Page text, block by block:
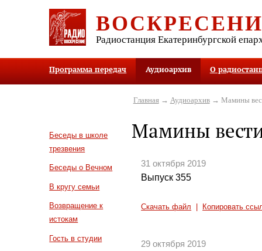
Радиостанция Екатеринбургской
Программа передач Аудиоархив О
Беседы в школе
трезвения
Беседы о Вечном
В кругу семьи
Возвращение к
истокам
Гость в студии
Главная→ Аудиоархив→ Мамины
Мамины
31 октября 2019
Выпуск 355
Скачать файл Копировать
29 октября 2019